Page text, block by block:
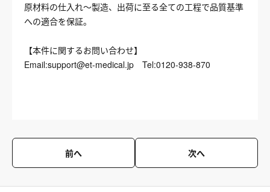
原材料の仕入れ〜製造、出荷に至る全ての工程で品質基準
への適合を保証。
【本件に関するお問い合わせ】
Email:support@et-medical.jp Tel:0120-938-870
前へ 次へ